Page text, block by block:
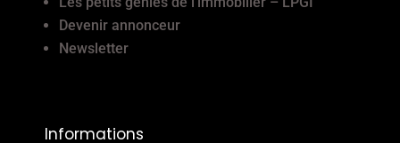
Devenir annonceur
Newsletter
Informations